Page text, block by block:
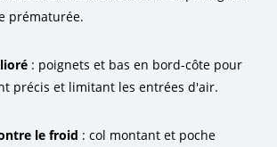
prématurée.
: poignets et bas en bord-côte pour
précis et limitant les entrées d'air.
le froid : col montant et poche